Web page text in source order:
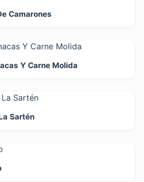
Camarones
Y Carne Molida
Sartén